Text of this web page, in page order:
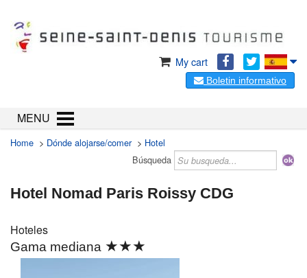
My cart
Boletin informativo
MENU
Home > Dónde alojarse/comer> Hotel
Búsqueda
Hotel Nomad Paris Roissy CDG
Hoteles
Gama mediana ★★★